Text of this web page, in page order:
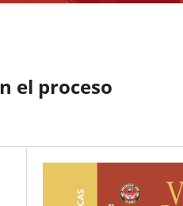
el proceso